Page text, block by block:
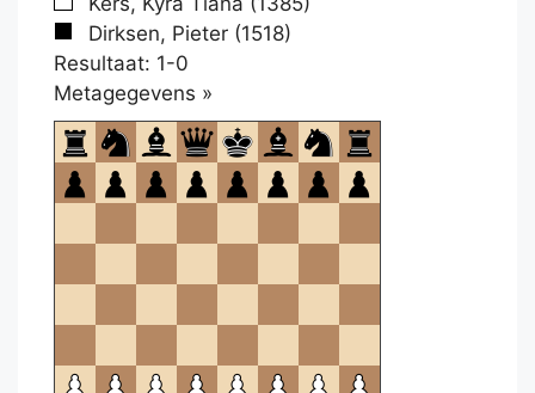
Dirksen, Pieter (1518)
Resultaat: 1-0
Metagegevens »
om
te
openen.